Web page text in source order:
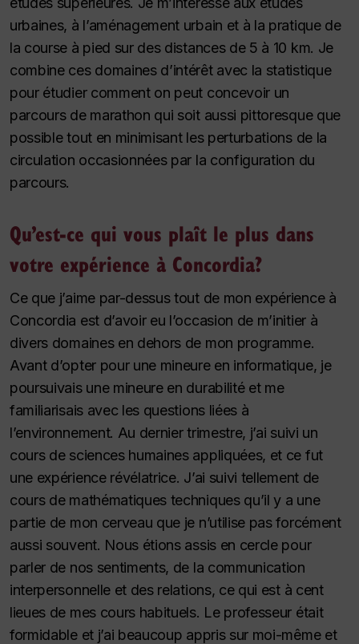
urbaines, à l’aménagement urbain et à la pratique de
la course à pied sur des distances de 5 à 10 km. Je
combine ces domaines d’intérêt avec la statistique
pour étudier comment on peut concevoir un
parcours de marathon qui soit aussi pittoresque que
possible tout en minimisant les perturbations de la
circulation occasionnées par la configuration du
parcours.
Qu’est-ce qui vous plaît le plus dans
votre expérience à Concordia?
Ce que j’aime par-dessus tout de mon expérience à
Concordia est d’avoir eu l’occasion de m’initier à
divers domaines en dehors de mon programme.
Avant d’opter pour une mineure en informatique, je
poursuivais une mineure en durabilité et me
familiarisais avec les questions liées à
l’environnement. Au dernier trimestre, j’ai suivi un
cours de sciences humaines appliquées, et ce fut
une expérience révélatrice. J’ai suivi tellement de
cours de mathématiques techniques qu’il y a une
partie de mon cerveau que je n’utilise pas forcément
aussi souvent. Nous étions assis en cercle pour
parler de nos sentiments, de la communication
interpersonnelle et des relations, ce qui est à cent
lieues de mes cours habituels. Le professeur était
formidable et j’ai beaucoup appris sur moi-même et